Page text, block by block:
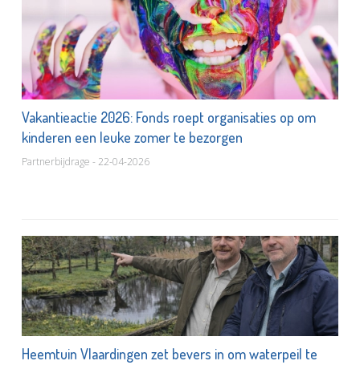
Vakantieactie 2026: Fonds roept organisaties op om
kinderen een leuke zomer te bezorgen
Partnerbijdrage - 22-04-2026
Heemtuin Vlaardingen zet bevers in om waterpeil te